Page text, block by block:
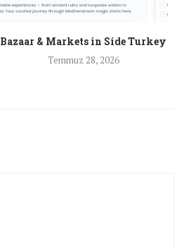
Bazaar & Markets in Side Turkey
Temmuz 28, 2026